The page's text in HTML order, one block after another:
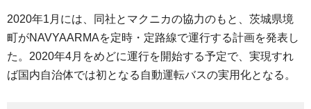
2020年1月には、同社とマクニカの協力のもと、茨城県境
町がNAVYAARMAを定時・定路線で運行する計画を発表し
た。2020年4月をめどに運行を開始する予定で、実現すれ
ば国内自治体では初となる自動運転バスの実用化となる。